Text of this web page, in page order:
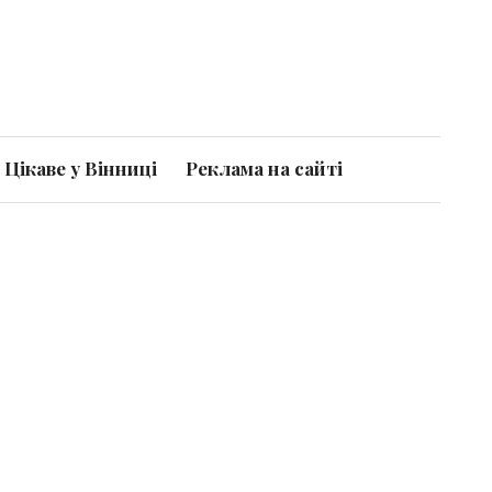
Цікаве у Вінниці Реклама на сайті